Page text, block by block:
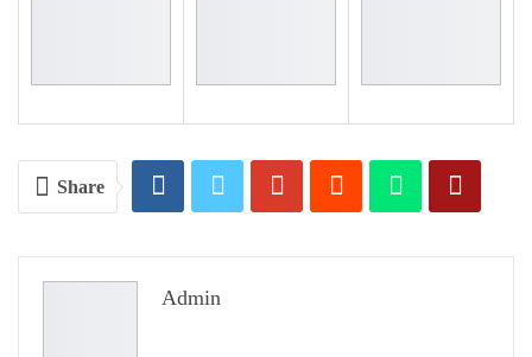
Share
Admin